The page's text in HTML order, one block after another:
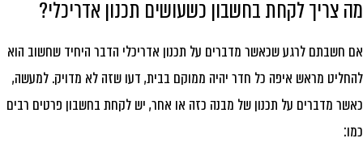
צריך לקחת בחשבון כשעושים תכנון אדריכלי?
חשבתם לרגע שכאשר מדברים על תכנון אדריכלי הדבר היחיד שחשוב הוא
מראש איפה כל חדר יהיה ממוקם בבית, דעו שזה לא מדויק. למעשה,
מדברים על תכנון של מבנה כזה או אחר, יש לקחת בחשבון פרטים רבים